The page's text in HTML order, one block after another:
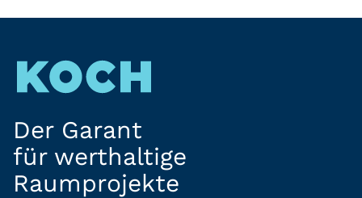
Der Garant
für werthaltige
Raumprojekte